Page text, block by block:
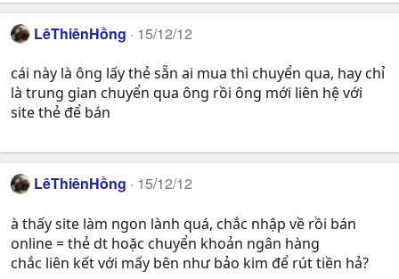
LêThiênHồng 15/12/12
cái này là ông lấy thẻ sẵn ai mua thì chuyển qua, hay chỉ
là trung gian chuyển qua ông rồi ông mới liên hệ với
site thẻ để bán
LêThiênHồng 15/12/12
à thấy site làm ngon lành quá, chắc nhập về rồi bán
online = thẻ dt hoặc chuyển khoản ngân hàng
chắc liên kết với mấy bên như bảo kim để rút tiền hả?